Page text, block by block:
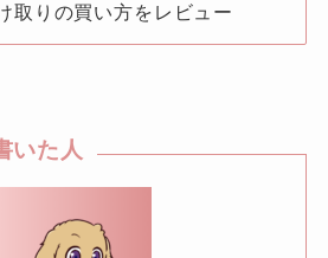
取りの買い方をレビュー
いた人